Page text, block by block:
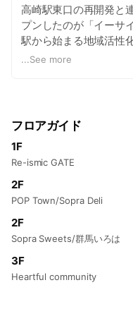
高崎駅東口の再開発と
プンしたのが「イーサ
駅から始まる地域活性
るデイリー性と商都・
...See more
フロアガイド
1F
Re-ismic GATE
2F
POP Town/Sopra Deli
2F
Sopra Sweets/群馬いろは
3F
Heartful community